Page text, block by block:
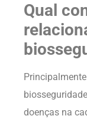
Qual
doenças na